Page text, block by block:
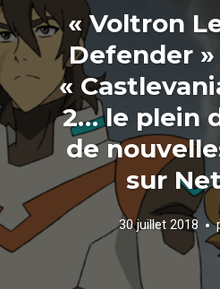
« Voltron
Defender »
«
2… le plein
de
sur
30 juillet 2018